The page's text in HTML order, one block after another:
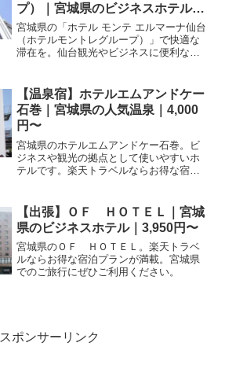
プ）｜宮城県のビジネスホテル｜
5,100円〜
宮城県の「ホテル モンテ エルマーナ仙台
（ホテルモントレグループ）」で快適な
滞在を。仙台観光やビジネスに便利なホ
た旅のひとときをお過ごしください。
【温泉宿】ホテルエムアンドケー
石巻｜宮城県の人気温泉｜4,000
円〜
宮城県のホテルエムアンドケー石巻。ビ
ジネスや観光の拠点として使いやすいホ
テルです。楽天トラベルならお得な宿泊
う。
【出張】ＯＦ ＨＯＴＥＬ｜宮城
県のビジネスホテル｜3,950円〜
宮城県のＯＦ ＨＯＴＥＬ。楽天トラベ
ルならお得な宿泊プランが満載。宮城県
でのご旅行にぜひご利用ください。
スポンサーリンク